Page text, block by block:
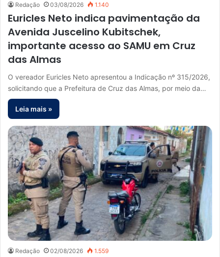
Redação 03/08/2026 1.140
Euricles Neto indica pavimentação da
Avenida Juscelino Kubitschek,
importante acesso ao SAMU em Cruz
das Almas
O vereador Euricles Neto apresentou a Indicação nº 315/2026,
solicitando que a Prefeitura de Cruz das Almas, por meio da…
Leia mais »
Redação 02/08/2026 1.559